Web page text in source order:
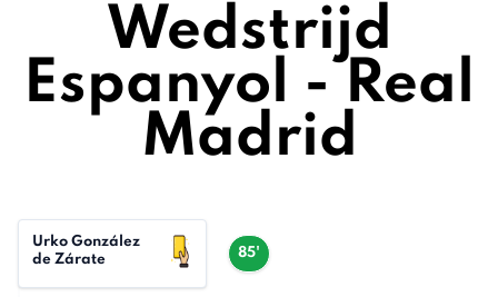
Wedstrijd
Espanyol - Real
Madrid
85'
Urko González
de Zárate